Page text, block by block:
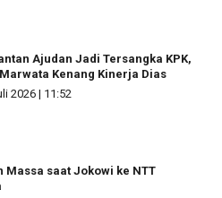
Ajudan Jadi Tersangka KPK,
Kenang Kinerja Dias
2026 | 11:52
Massa saat Jokowi ke NTT